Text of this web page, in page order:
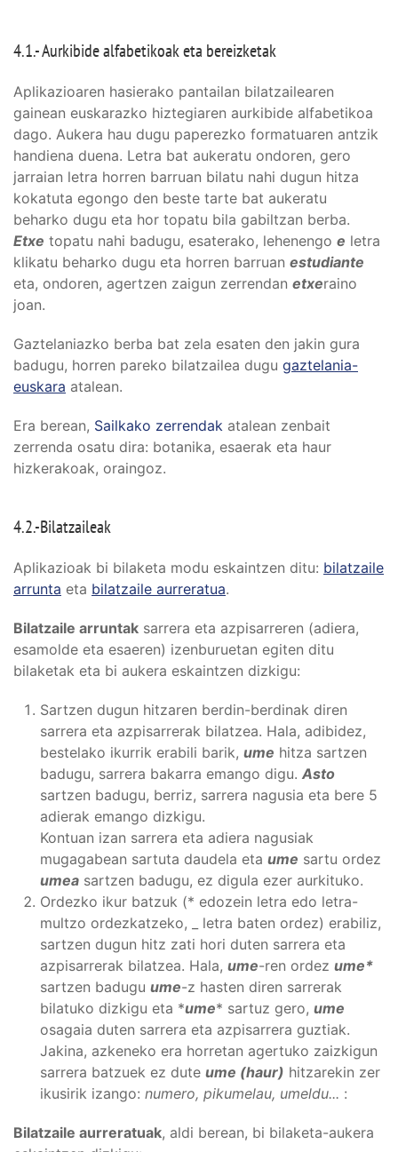
4.1.- Aurkibide alfabetikoak eta bereizketak
Aplikazioaren hasierako pantailan bilatzailearen
gainean euskarazko hiztegiaren aurkibide alfabetikoa
dago. Aukera hau dugu paperezko formatuaren antzik
handiena duena. Letra bat aukeratu ondoren, gero
jarraian letra horren barruan bilatu nahi dugun hitza
kokatuta egongo den beste tarte bat aukeratu
beharko dugu eta hor topatu bila gabiltzan berba.
Etxe topatu nahi badugu, esaterako, lehenengo e letra
klikatu beharko dugu eta horren barruan estudiante
eta, ondoren, agertzen zaigun zerrendan etxeraino
joan.
Gaztelaniazko berba bat zela esaten den jakin gura
badugu, horren pareko bilatzailea dugu gaztelania-
euskara atalean.
Era berean, Sailkako zerrendak atalean zenbait
zerrenda osatu dira: botanika, esaerak eta haur
hizkerakoak, oraingoz.
4.2.-Bilatzaileak
Aplikazioak bi bilaketa modu eskaintzen ditu: bilatzaile
arrunta eta bilatzaile aurreratua.
Bilatzaile arruntak sarrera eta azpisarreren (adiera,
esamolde eta esaeren) izenburuetan egiten ditu
bilaketak eta bi aukera eskaintzen dizkigu:
Sartzen dugun hitzaren berdin-berdinak diren
sarrera eta azpisarrerak bilatzea. Hala, adibidez,
bestelako ikurrik erabili barik, ume hitza sartzen
badugu, sarrera bakarra emango digu. Asto
sartzen badugu, berriz, sarrera nagusia eta bere 5
adierak emango dizkigu.
Kontuan izan sarrera eta adiera nagusiak
mugagabean sartuta daudela eta ume sartu ordez
umea sartzen badugu, ez digula ezer aurkituko.
Ordezko ikur batzuk (* edozein letra edo letra-
multzo ordezkatzeko, _ letra baten ordez) erabiliz,
sartzen dugun hitz zati hori duten sarrera eta
azpisarrerak bilatzea. Hala, ume-ren ordez ume*
sartzen badugu ume-z hasten diren sarrerak
bilatuko dizkigu eta *ume* sartuz gero, ume
osagaia duten sarrera eta azpisarrera guztiak.
Jakina, azkeneko era horretan agertuko zaizkigun
sarrera batzuek ez dute ume (haur) hitzarekin zer
ikusirik izango: numero, pikumelau, umeldu... :
Bilatzaile aurreratuak, aldi berean, bi bilaketa-aukera